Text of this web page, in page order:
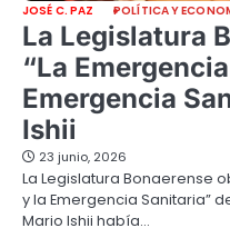
JOSÉ C. PAZ POLÍTICA Y
La Legislatura
“La
Emergencia
Ishii
23 junio, 2026
La Legislatura Bonaerense
y la Emergencia Sanitaria”
Mario Ishii había…